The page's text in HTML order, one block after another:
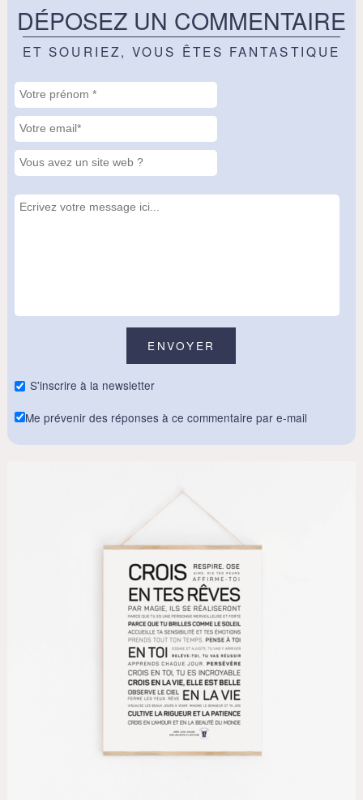
DÉPOSEZ UN COMMENTAIRE
ET SOURIEZ, VOUS ÊTES FANTASTIQUE
S'inscrire à la newsletter
Me prévenir des réponses à ce commentaire par e-mail